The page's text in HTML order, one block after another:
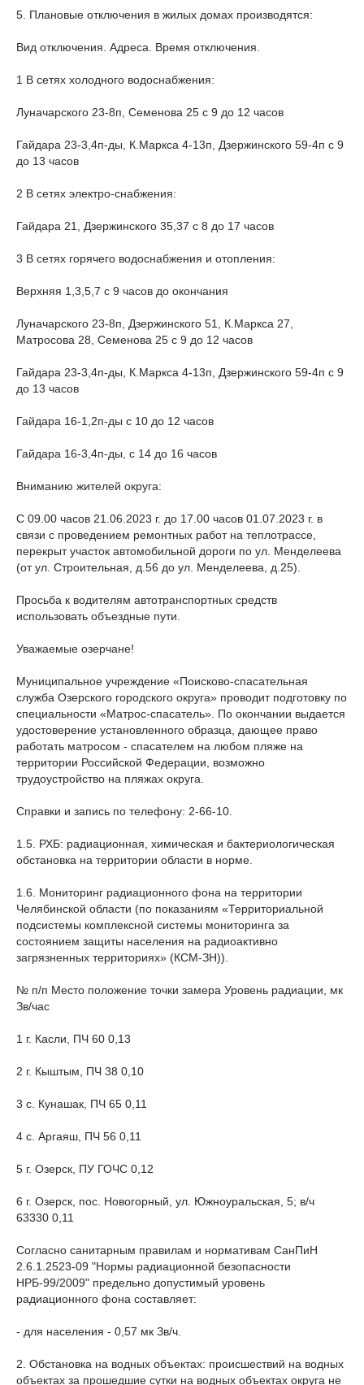
5. Плановые отключения в жилых домах производятся:
Вид отключения. Адреса. Время отключения.
1 В сетях холодного водоснабжения:
Луначарского 23-8п, Семенова 25 с 9 до 12 часов
Гайдара 23-3,4п-ды, К.Маркса 4-13п, Дзержинского 59-4п с 9
до 13 часов
2 В сетях электро-снабжения:
Гайдара 21, Дзержинского 35,37 с 8 до 17 часов
3 В сетях горячего водоснабжения и отопления:
Верхняя 1,3,5,7 с 9 часов до окончания
Луначарского 23-8п, Дзержинского 51, К.Маркса 27,
Матросова 28, Семенова 25 с 9 до 12 часов
Гайдара 23-3,4п-ды, К.Маркса 4-13п, Дзержинского 59-4п с 9
до 13 часов
Гайдара 16-1,2п-ды с 10 до 12 часов
Гайдара 16-3,4п-ды, с 14 до 16 часов
Вниманию жителей округа:
С 09.00 часов 21.06.2023 г. до 17.00 часов 01.07.2023 г. в
связи с проведением ремонтных работ на теплотрассе,
перекрыт участок автомобильной дороги по ул. Менделеева
(от ул. Строительная, д.56 до ул. Менделеева, д.25).
Просьба к водителям автотранспортных средств
использовать объездные пути.
Уважаемые озерчане!
Муниципальное учреждение «Поисково-спасательная
служба Озерского городского округа» проводит подготовку по
специальности «Матрос-спасатель». По окончании выдается
удостоверение установленного образца, дающее право
работать матросом - спасателем на любом пляже на
территории Российской Федерации, возможно
трудоустройство на пляжах округа.
Справки и запись по телефону: 2-66-10.
1.5. РХБ: радиационная, химическая и бактериологическая
обстановка на территории области в норме.
1.6. Мониторинг радиационного фона на территории
Челябинской области (по показаниям «Территориальной
подсистемы комплексной системы мониторинга за
состоянием защиты населения на радиоактивно
загрязненных территориях» (КСМ-ЗН)).
№ п/п Место положение точки замера Уровень радиации, мк
Зв/час
1 г. Касли, ПЧ 60 0,13
2 г. Кыштым, ПЧ 38 0,10
3 с. Кунашак, ПЧ 65 0,11
4 с. Аргаяш, ПЧ 56 0,11
5 г. Озерск, ПУ ГОЧС 0,12
6 г. Озерск, пос. Новогорный, ул. Южноуральская, 5; в/ч
63330 0,11
Согласно санитарным правилам и нормативам СанПиН
2.6.1.2523-09 "Нормы радиационной безопасности
НРБ-99/2009" предельно допустимый уровень
радиационного фона составляет:
- для населения - 0,57 мк Зв/ч.
2. Обстановка на водных объектах: происшествий на водных
объектах за прошедшие сутки на водных объектах округа не